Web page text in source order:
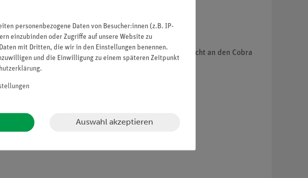
Rührstab mit bis zu 40 mm Länge stößt beim Rühren nicht an den Cobra
werden.
personenbezogene Daten von Besucher:innen (z.B. IP-
einzubinden oder Zugriffe auf unsere Website zu
mit Dritten, die wir in den Einstellungen benennen.
und die Einwilligung zu einem späteren Zeitpunkt
.
Auswahl akzeptieren